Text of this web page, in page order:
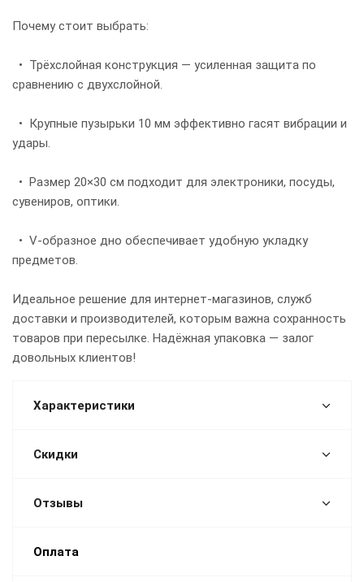
Почему стоит выбрать:
• Трёхслойная конструкция — усиленная защита по
сравнению с двухслойной.
• Крупные пузырьки 10 мм эффективно гасят вибрации и
удары.
• Размер 20×30 см подходит для электроники, посуды,
сувениров, оптики.
• V-образное дно обеспечивает удобную укладку
предметов.
Идеальное решение для интернет-магазинов, служб
доставки и производителей, которым важна сохранность
товаров при пересылке. Надёжная упаковка — залог
довольных клиентов!
Характеристики
Скидки
Отзывы
Оплата